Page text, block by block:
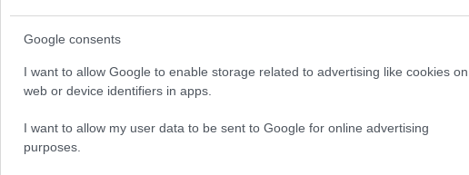
Google consents
I want to allow Google to enable storage related to advertising like cookies on
web or device identifiers in apps.
I want to allow my user data to be sent to Google for online advertising
purposes.
Kelet
négy új,